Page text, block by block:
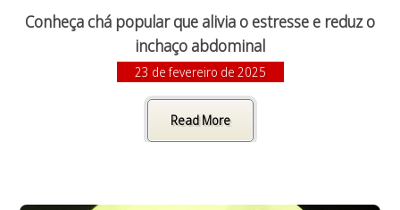
Conheça chá popular que alivia o estresse e reduz o
inchaço abdominal
23 de fevereiro de 2025
Read More